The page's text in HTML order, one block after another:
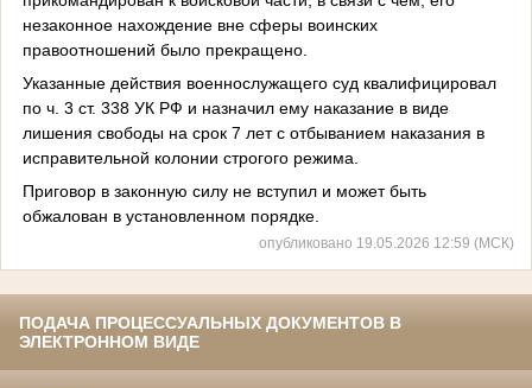
незаконное нахождение вне сферы воинских
правоотношений было прекращено.
Указанные действия военнослужащего суд квалифицировал
по ч. 3 ст. 338 УК РФ и назначил ему наказание в виде
лишения свободы на срок 7 лет с отбыванием наказания в
исправительной колонии строгого режима.
Приговор в законную силу не вступил и может быть
обжалован в установленном порядке.
опубликовано 19.05.2026 12:59 (МСК)
ПОДАЧА ПРОЦЕССУАЛЬНЫХ ДОКУМЕНТОВ В
ЭЛЕКТРОННОМ ВИДЕ